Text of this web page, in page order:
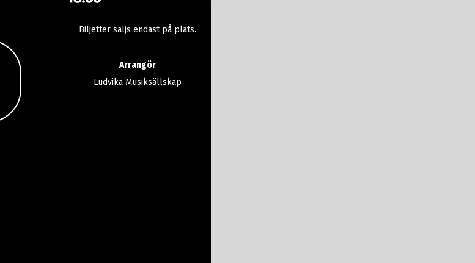
Biljetter säljs endast på plats.
Arrangör
Ludvika Musiksällskap